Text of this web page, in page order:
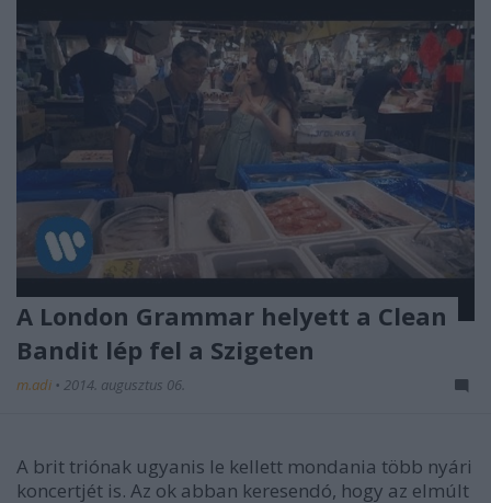
A London Grammar helyett a Clean
Bandit lép fel a Szigeten
m.adi • 2014. augusztus 06.
A brit triónak ugyanis le kellett mondania több nyári
koncertjét is. Az ok abban keresendó, hogy az elmúlt